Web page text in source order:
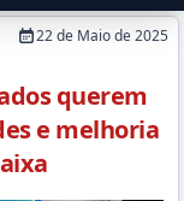
22 de Maio de 2025
querem
e melhoria